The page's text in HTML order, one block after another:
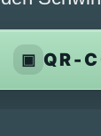
▣ QR-